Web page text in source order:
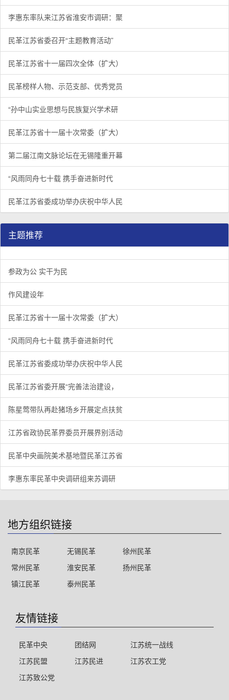
李惠东率队来江苏省淮安市调研：聚
民革江苏省委召开“主题教育活动”
民革江苏省十一届四次全体（扩大）
民革榜样人物、示范支部、优秀党员
“孙中山实业思想与民族复兴学术研
民革江苏省十一届十次常委（扩大）
第二届江南文脉论坛在无锡隆重开幕
“风雨同舟七十载 携手奋进新时代
民革江苏省委成功举办庆祝中华人民
主题推荐
参政为公 实干为民
作风建设年
民革江苏省十一届十次常委（扩大）
“风雨同舟七十载 携手奋进新时代
民革江苏省委成功举办庆祝中华人民
民革江苏省委开展“完善法治建设，
陈星莺带队再赴猪场乡开展定点扶贫
江苏省政协民革界委员开展界别活动
民革中央画院美术基地暨民革江苏省
李惠东率民革中央调研组来苏调研
地方组织链接
南京民革 无锡民革
徐州民革
常州民革
淮安民革
扬州民革
镇江民革
泰州民革
友情链接
民革中央 团结网
江苏统一战线
江苏民盟
江苏民进
江苏农工党
江苏致公党